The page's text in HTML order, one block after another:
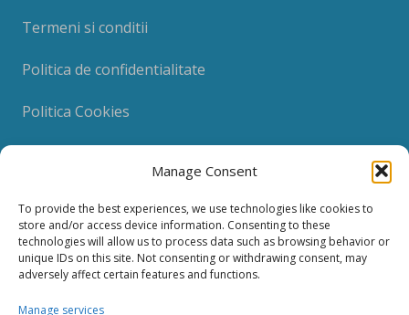
Manage Consent
To provide the best experiences, we use technologies like cookies to
store and/or access device information. Consenting to these
technologies will allow us to process data such as browsing behavior or
unique IDs on this site. Not consenting or withdrawing consent, may
adversely affect certain features and functions.
Manage services
Termeni si conditii
Politica de confidentialitate
Politica Cookies
Contact